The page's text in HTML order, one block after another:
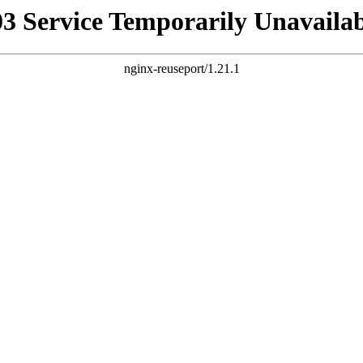
Service Temporarily
nginx-reuseport/1.21.1